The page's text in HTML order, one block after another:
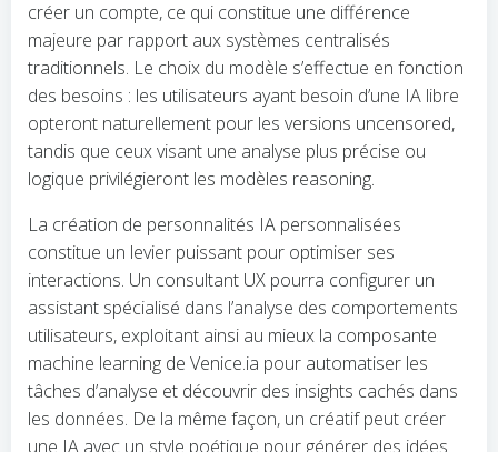
créer un compte, ce qui constitue une différence
majeure par rapport aux systèmes centralisés
traditionnels. Le choix du modèle s’effectue en fonction
des besoins : les utilisateurs ayant besoin d’une IA libre
opteront naturellement pour les versions uncensored,
tandis que ceux visant une analyse plus précise ou
logique privilégieront les modèles reasoning.
La création de personnalités IA personnalisées
constitue un levier puissant pour optimiser ses
interactions. Un consultant UX pourra configurer un
assistant spécialisé dans l’analyse des comportements
utilisateurs, exploitant ainsi au mieux la composante
machine learning de Venice.ia pour automatiser les
tâches d’analyse et découvrir des insights cachés dans
les données. De la même façon, un créatif peut créer
une IA avec un style poétique pour générer des idées